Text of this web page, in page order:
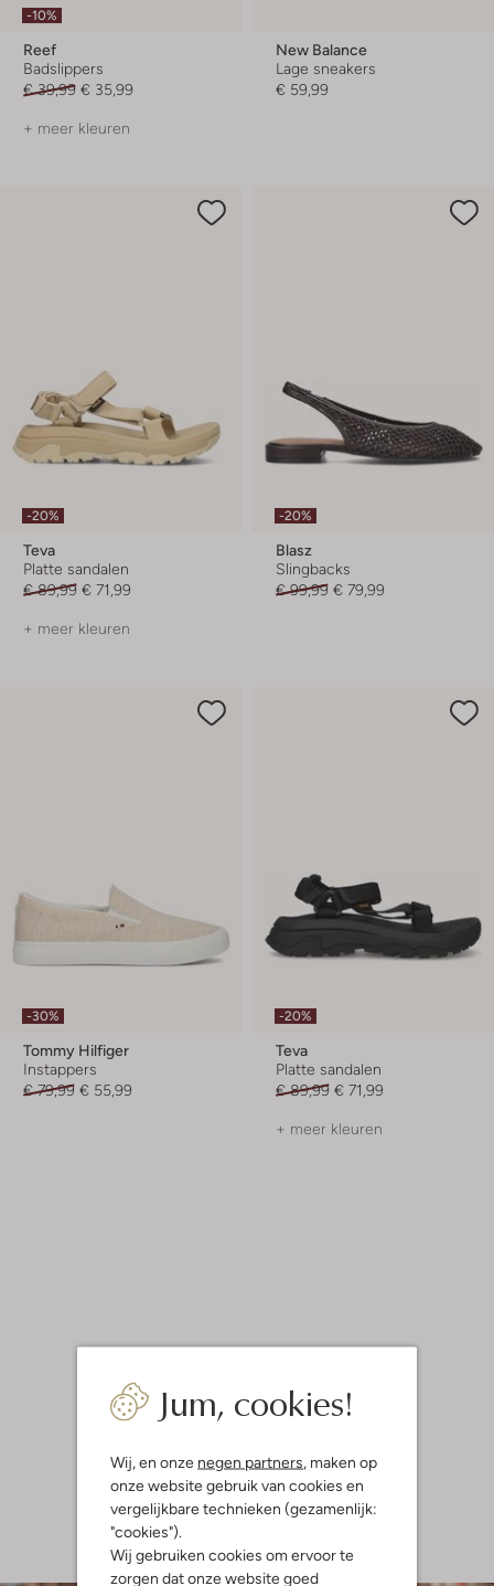
Jum, cookies!
Wij, en onze negen partners , maken op
onze website gebruik van cookies en
vergelijkbare technieken (gezamenlijk:
"cookies").
Wij gebruiken cookies om ervoor te
zorgen dat onze website goed
-10%
Reef
Badslippers
€ 39,99 € 35,99
+ meer kleuren
New Balance
Lage sneakers
€ 59,99
-20%
Teva
Platte sandalen
€ 89,99 € 71,99
+ meer kleuren
-20%
Blasz
Slingbacks
€ 99,99 € 79,99
-30%
Tommy Hilfiger
Instappers
€ 79,99 € 55,99
-20%
Teva
Platte sandalen
€ 89,99 € 71,99
+ meer kleuren